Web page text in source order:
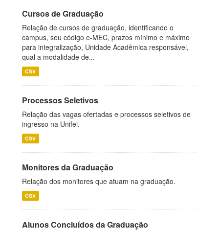
Cursos de Graduação
Relação de cursos de graduação, identificando o
campus, seu código e-MEC, prazos mínimo e máximo
para integralização, Unidade Acadêmica responsável,
qual a modalidade de...
CSV
Processos Seletivos
Relação das vagas ofertadas e processos seletivos de
ingresso na Unifei.
CSV
Monitores da Graduação
Relação dos monitores que atuam na graduação.
CSV
Alunos Concluídos da Graduação